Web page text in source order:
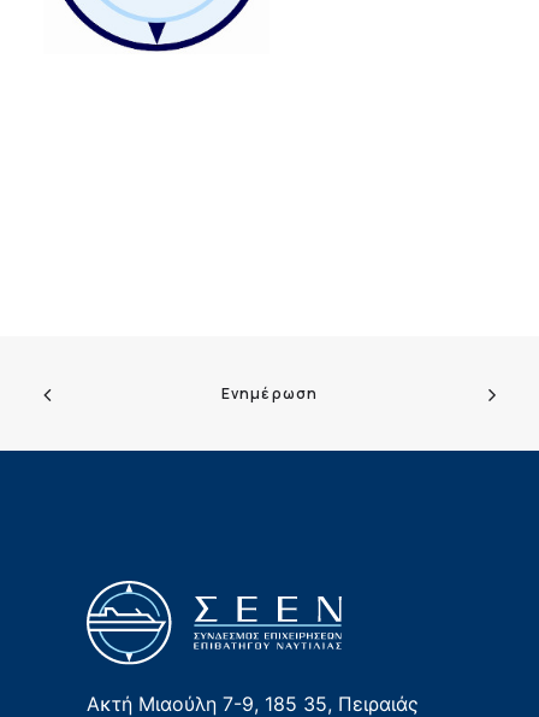
Ενημέρωση
Ακτή Μιαούλη 7-9, 185 35, Πειραιάς